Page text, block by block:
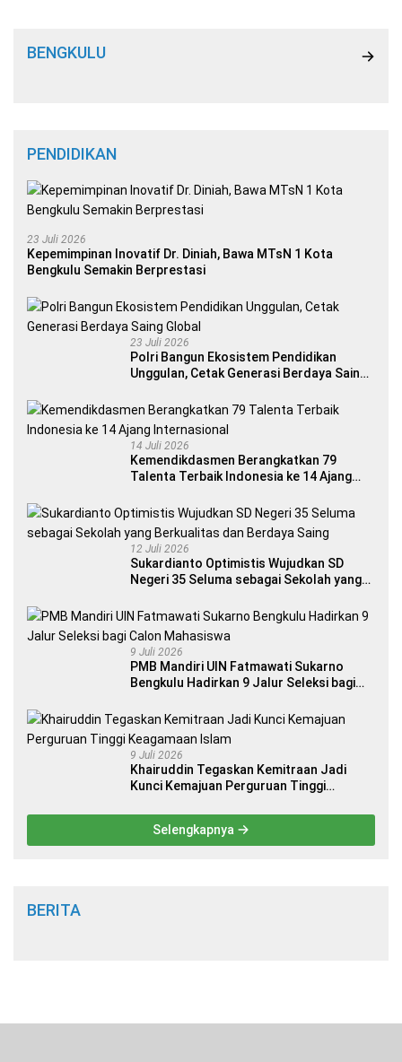
BENGKULU
PENDIDIKAN
23 Juli 2026
Kepemimpinan Inovatif Dr. Diniah, Bawa MTsN 1 Kota
Bengkulu Semakin Berprestasi
23 Juli 2026
Polri Bangun Ekosistem Pendidikan
Unggulan, Cetak Generasi Berdaya Saing
14 Juli 2026
Kemendikdasmen Berangkatkan 79
Talenta Terbaik Indonesia ke 14 Ajang
12 Juli 2026
Sukardianto Optimistis Wujudkan SD
Negeri 35 Seluma sebagai Sekolah yang
9 Juli 2026
PMB Mandiri UIN Fatmawati Sukarno
Bengkulu Hadirkan 9 Jalur Seleksi bagi
9 Juli 2026
Khairuddin Tegaskan Kemitraan Jadi
Kunci Kemajuan Perguruan Tinggi
Selengkapnya
BERITA